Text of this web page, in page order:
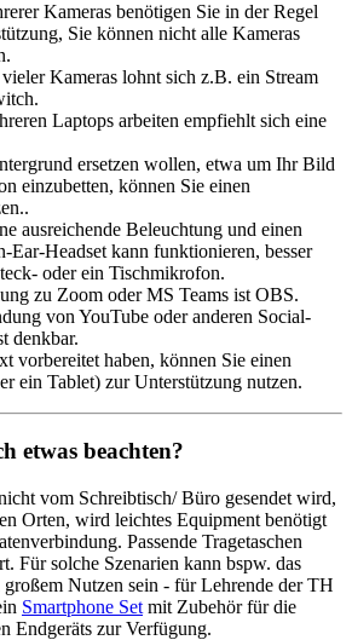
Kameras benötigen Sie in der Regel
Sie können nicht alle Kameras
Kameras lohnt sich z.B. ein Stream
Laptops arbeiten empfiehlt sich eine
ersetzen wollen, etwa um Ihr Bild
einzubetten, können Sie einen
ausreichende Beleuchtung und einen
Ear-Headset kann funktionieren, besser
oder ein Tischmikrofon.
zu Zoom oder MS Teams ist OBS.
von YouTube oder anderen Social-
denkbar.
vorbereitet haben, können Sie einen
ein Tablet) zur Unterstützung nutzen.
etwas beachten?
vom Schreibtisch/ Büro gesendet wird,
Orten, wird leichtes Equipment benötigt
Passende Tragetaschen
Für solche Szenarien kann bspw. das
großem Nutzen sein - für Lehrende der TH
Smartphone Set mit Zubehör für die
Endgeräts zur Verfügung.